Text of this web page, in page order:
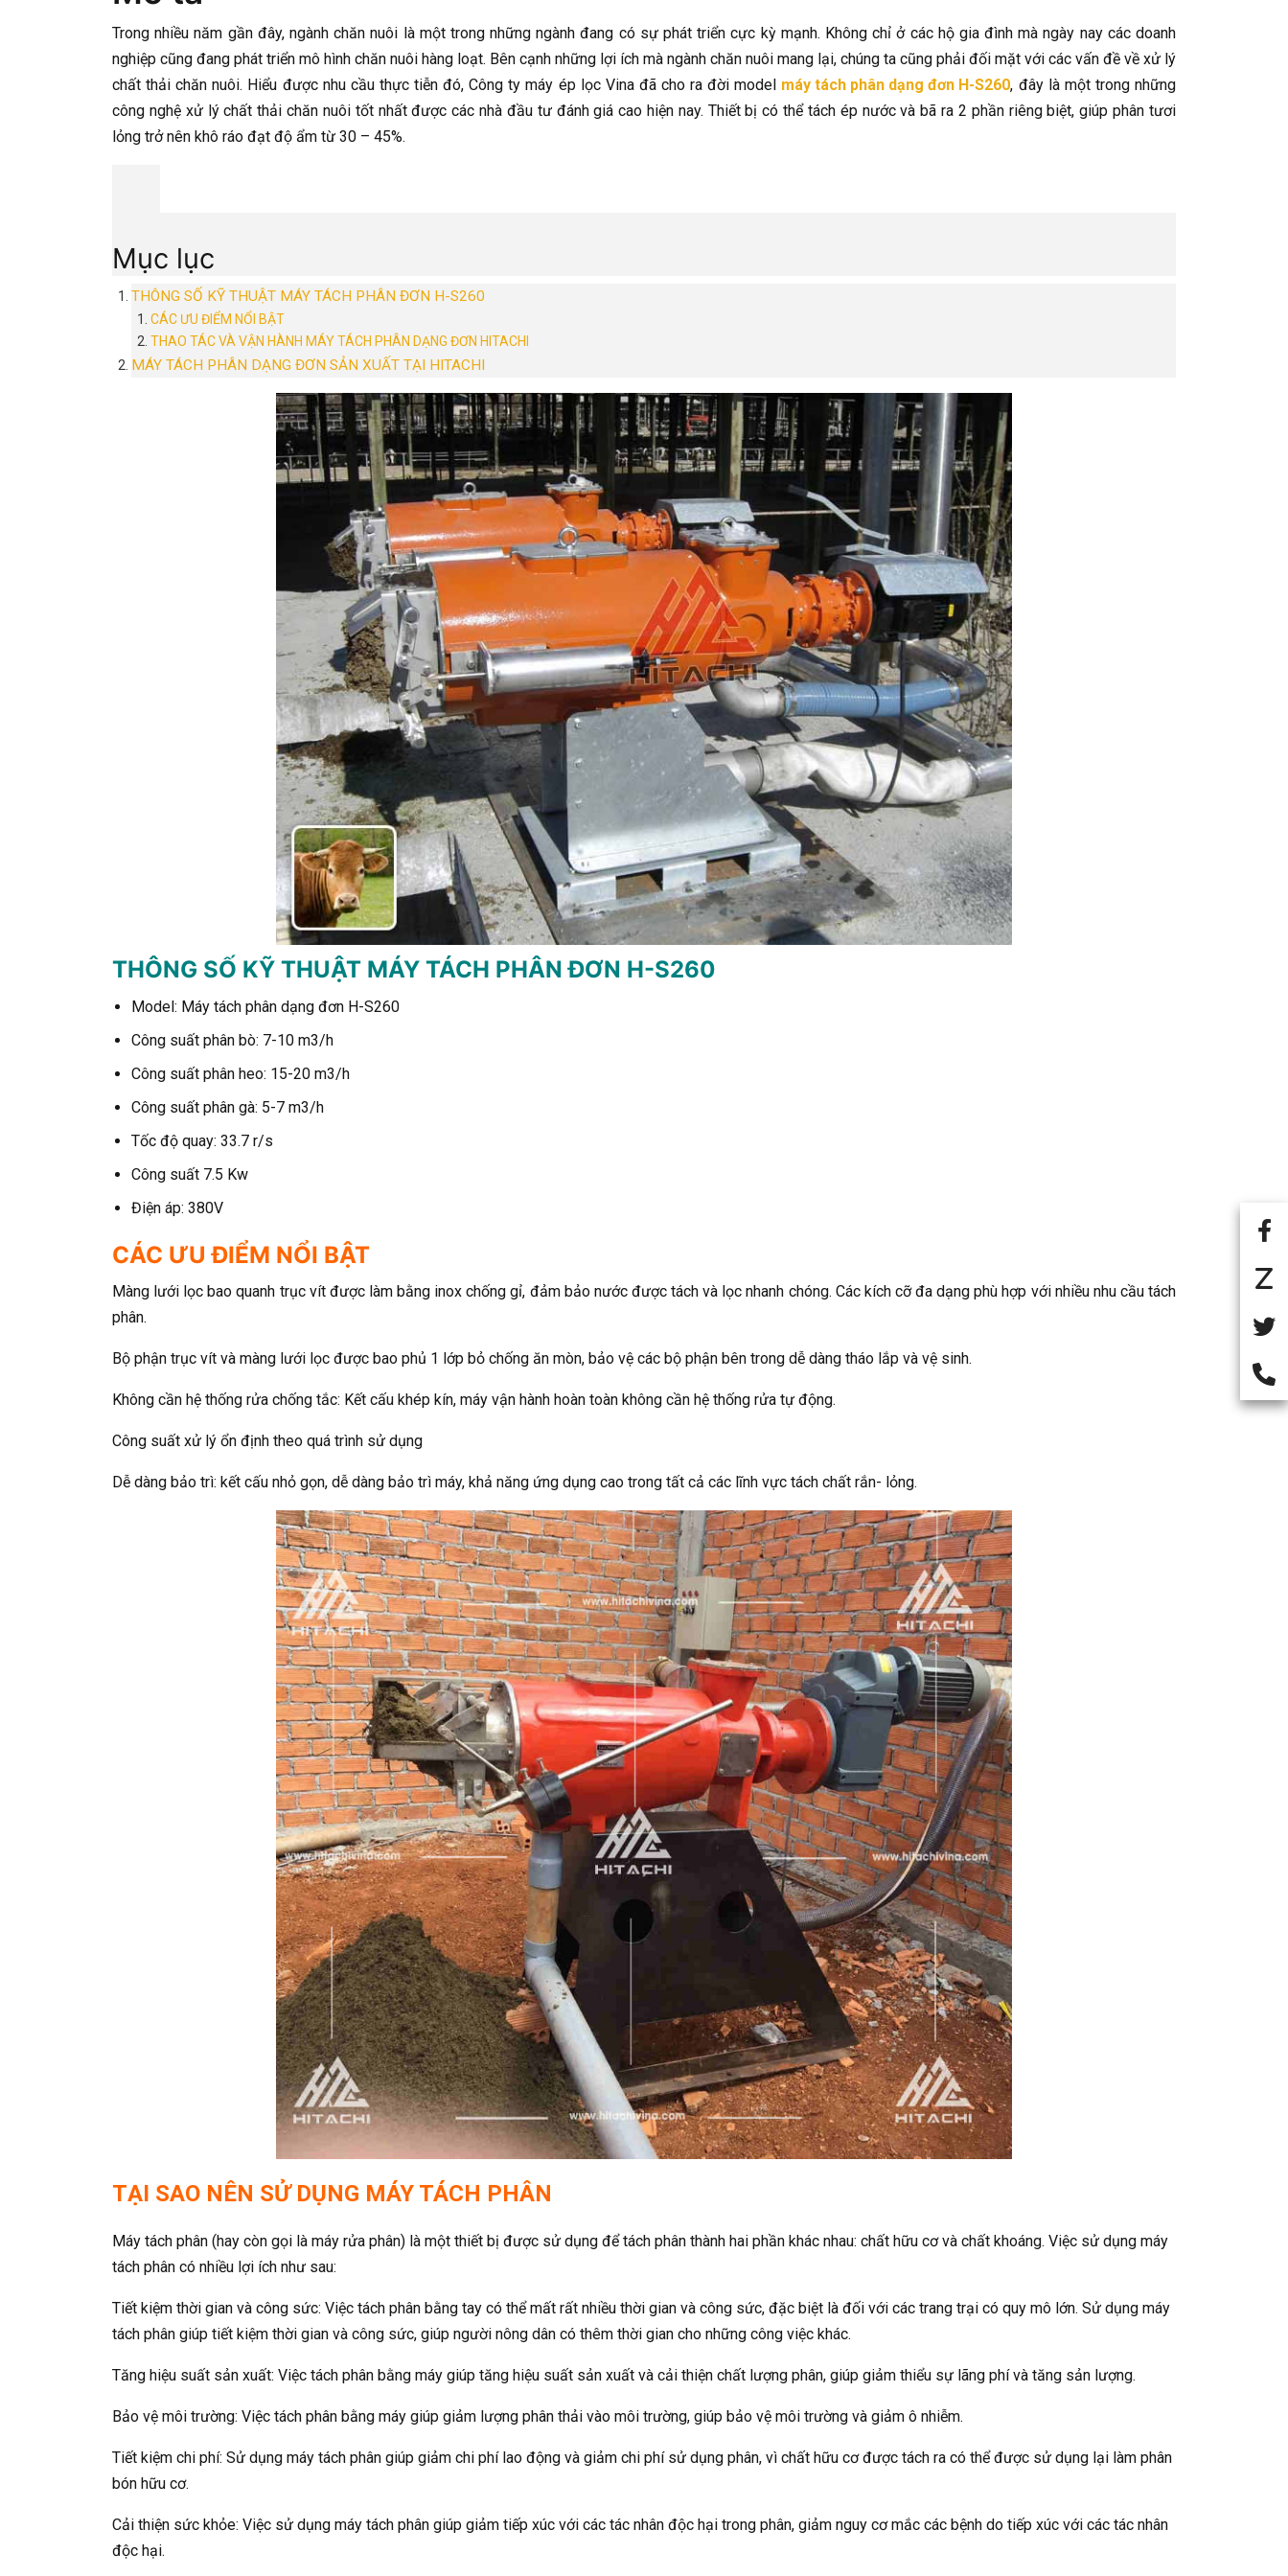
Trong nhiều năm gần đây, ngành chăn nuôi là một trong những ngành đang có sự phát triển cực kỳ mạnh. Không chỉ ở các hộ gia đình mà ngày nay các doanh
nghiệp cũng đang phát triển mô hình chăn nuôi hàng loạt. Bên cạnh những lợi ích mà ngành chăn nuôi mang lại, chúng ta cũng phải đối mặt với các vấn đề về xử lý
chất thải chăn nuôi. Hiểu được nhu cầu thực tiễn đó, Công ty máy ép lọc Vina đã cho ra đời model máy tách phân dạng đơn H-S260, đây là một trong những
công nghệ xử lý chất thải chăn nuôi tốt nhất được các nhà đầu tư đánh giá cao hiện nay. Thiết bị có thể tách ép nước và bã ra 2 phần riêng biệt, giúp phân tươi
lỏng trở nên khô ráo đạt độ ẩm từ 30 – 45%.
Mục lục
THÔNG SỐ KỸ THUẬT MÁY TÁCH PHÂN ĐƠN H-S260
CÁC ƯU ĐIỂM NỔI BẬT
THAO TÁC VÀ VẬN HÀNH MÁY TÁCH PHÂN DẠNG ĐƠN HITACHI
MÁY TÁCH PHÂN DẠNG ĐƠN SẢN XUẤT TẠI HITACHI
THÔNG SỐ KỸ THUẬT MÁY TÁCH PHÂN ĐƠN H-S260
Model: Máy tách phân dạng đơn H-S260
Công suất phân bò: 7-10 m3/h
Công suất phân heo: 15-20 m3/h
Công suất phân gà: 5-7 m3/h
Tốc độ quay: 33.7 r/s
Công suất 7.5 Kw
Điện áp: 380V
CÁC ƯU ĐIỂM NỔI BẬT
Màng lưới lọc bao quanh trục vít được làm bằng inox chống gỉ, đảm bảo nước được tách và lọc nhanh chóng. Các kích cỡ đa dạng phù hợp với nhiều nhu cầu tách
phân.
Bộ phận trục vít và màng lưới lọc được bao phủ 1 lớp bỏ chống ăn mòn, bảo vệ các bộ phận bên trong dễ dàng tháo lắp và vệ sinh.
Không cần hệ thống rửa chống tắc: Kết cấu khép kín, máy vận hành hoàn toàn không cần hệ thống rửa tự động.
Công suất xử lý ổn định theo quá trình sử dụng
Dễ dàng bảo trì: kết cấu nhỏ gọn, dễ dàng bảo trì máy, khả năng ứng dụng cao trong tất cả các lĩnh vực tách chất rắn- lỏng.
TẠI SAO NÊN SỬ DỤNG MÁY TÁCH PHÂN
Máy tách phân (hay còn gọi là máy rửa phân) là một thiết bị được sử dụng để tách phân thành hai phần khác nhau: chất hữu cơ và chất khoáng. Việc sử dụng máy
tách phân có nhiều lợi ích như sau:
Tiết kiệm thời gian và công sức: Việc tách phân bằng tay có thể mất rất nhiều thời gian và công sức, đặc biệt là đối với các trang trại có quy mô lớn. Sử dụng máy
tách phân giúp tiết kiệm thời gian và công sức, giúp người nông dân có thêm thời gian cho những công việc khác.
Tăng hiệu suất sản xuất: Việc tách phân bằng máy giúp tăng hiệu suất sản xuất và cải thiện chất lượng phân, giúp giảm thiểu sự lãng phí và tăng sản lượng.
Bảo vệ môi trường: Việc tách phân bằng máy giúp giảm lượng phân thải vào môi trường, giúp bảo vệ môi trường và giảm ô nhiễm.
Tiết kiệm chi phí: Sử dụng máy tách phân giúp giảm chi phí lao động và giảm chi phí sử dụng phân, vì chất hữu cơ được tách ra có thể được sử dụng lại làm phân
bón hữu cơ.
Cải thiện sức khỏe: Việc sử dụng máy tách phân giúp giảm tiếp xúc với các tác nhân độc hại trong phân, giảm nguy cơ mắc các bệnh do tiếp xúc với các tác nhân
độc hại.